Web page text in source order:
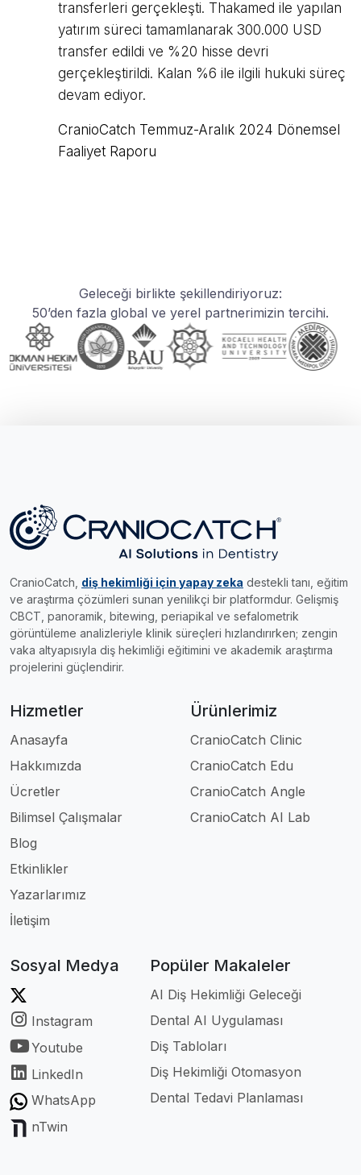
transferleri gerçekleşti. Thakamed ile yapılan
yatırım süreci tamamlanarak 300.000 USD
transfer edildi ve %20 hisse devri
gerçekleştirildi. Kalan %6 ile ilgili hukuki süreç
devam ediyor.
CranioCatch Temmuz-Aralık 2024 Dönemsel
Faaliyet Raporu
Geleceği birlikte şekillendiriyoruz:
50’den fazla global ve yerel partnerimizin tercihi.
CranioCatch, diş hekimliği için yapay zeka destekli tanı, eğitim
ve araştırma çözümleri sunan yenilikçi bir platformdur. Gelişmiş
CBCT, panoramik, bitewing, periapikal ve sefalometrik
görüntüleme analizleriyle klinik süreçleri hızlandırırken; zengin
vaka altyapısıyla diş hekimliği eğitimini ve akademik araştırma
projelerini güçlendirir.
Hizmetler
Anasayfa
Hakkımızda
Ücretler
Bilimsel Çalışmalar
Blog
Etkinlikler
Yazarlarımız
İletişim
Ürünlerimiz
CranioCatch Clinic
CranioCatch Edu
CranioCatch Angle
CranioCatch AI Lab
Sosyal Medya
Instagram
Youtube
LinkedIn
WhatsApp
nTwin
Popüler Makaleler
AI Diş Hekimliği Geleceği
Dental AI Uygulaması
Diş Tabloları
Diş Hekimliği Otomasyon
Dental Tedavi Planlaması